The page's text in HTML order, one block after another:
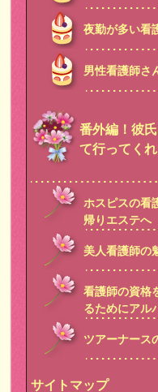
夜勤が多い看
男性看護師さ
番外編！彼
て行ってくれ
ホスピスの看
帰りエステへ
美人看護師の
看護師の資格
るためにアル
ツアーナース
サイトマップ